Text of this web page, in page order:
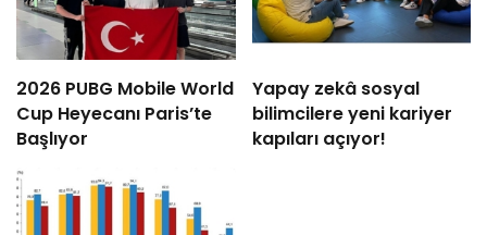
2026 PUBG Mobile World
Cup Heyecanı Paris’te
Başlıyor
Yapay zekâ sosyal
bilimcilere yeni kariyer
kapıları açıyor!